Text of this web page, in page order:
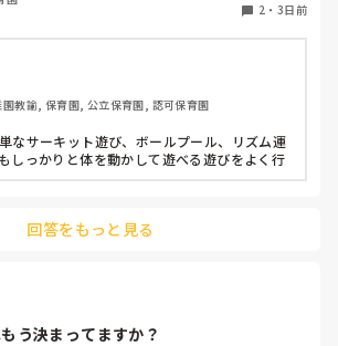
2 ・ 3日前
教諭, 保育園, 公立保育園, 認可保育園
なサーキット遊び、ボールプール、リズム運
しっかりと体を動かして遊べる遊びをよく行
回答をもっと見る
う決まってますか？